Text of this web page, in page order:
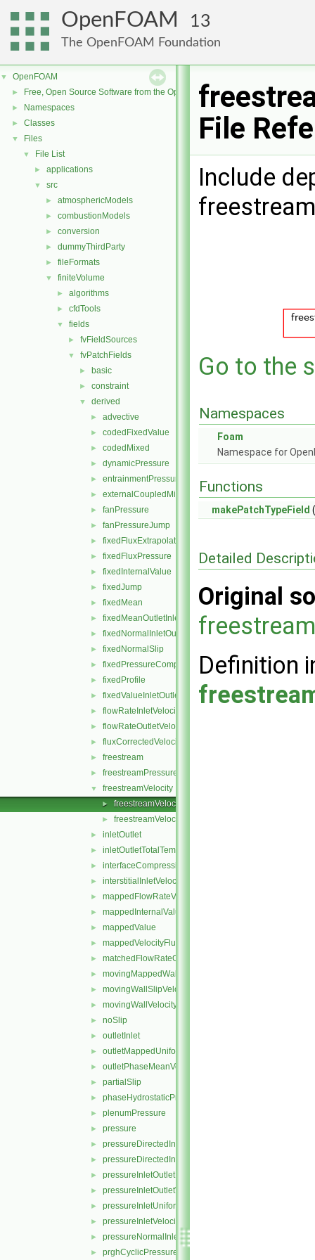
OpenFOAM 13
The OpenFOAM Foundation
▼ OpenFOAM
► Free, Open Source Software from the OpenFOAM Foundation
► Namespaces
► Classes
▼ Files
▼ File List
► applications
▼ src
► atmosphericModels
► combustionModels
► conversion
► dummyThirdParty
► fileFormats
▼ finiteVolume
► algorithms
► cfdTools
▼ fields
► fvFieldSources
▼ fvPatchFields
► basic
► constraint
▼ derived
► advective
► codedFixedValue
► codedMixed
► dynamicPressure
► entrainmentPressure
► externalCoupledMixed
► fanPressure
► fanPressureJump
► fixedFluxExtrapolatedPressure
► fixedFluxPressure
► fixedInternalValue
► fixedJump
► fixedMean
► fixedMeanOutletInlet
► fixedNormalInletOutletVelocity
► fixedNormalSlip
► fixedPressureCompressibleDensity
► fixedProfile
► fixedValueInletOutlet
► flowRateInletVelocity
► flowRateOutletVelocity
► fluxCorrectedVelocity
► freestream
► freestreamPressure
▼ freestreamVelocity
► freestreamVelocityFvPatchVectorField.C
► freestreamVelocityFvPatchVectorField.H
► inletOutlet
► inletOutletTotalTemperature
► interfaceCompression
► interstitialInletVelocity
► mappedFlowRateVelocity
► mappedInternalValue
► mappedValue
► mappedVelocityFlux
► matchedFlowRateOutletVelocity
► movingMappedWallVelocity
► movingWallSlipVelocity
► movingWallVelocity
► noSlip
► outletInlet
► outletMappedUniformInlet
► outletPhaseMeanVelocity
► partialSlip
► phaseHydrostaticPressure
► plenumPressure
► pressure
► pressureDirectedInletOutletVelocity
► pressureDirectedInletVelocity
► pressureInletOutletParSlipVelocity
► pressureInletOutletVelocity
► pressureInletUniformVelocity
► pressureInletVelocity
► pressureNormalInletOutletVelocity
► prghCyclicPressure
File
Include
Go to the
Namespaces
Foam
Namespace for
Functions
makePatchTypeField
Detailed
Original
Definition